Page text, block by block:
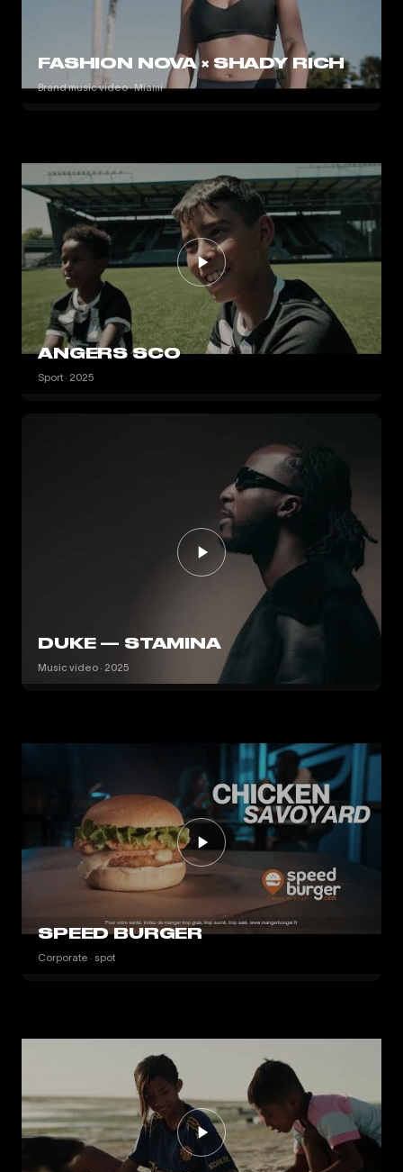
FASHION NOVA × SHADY RICH
Brand music video · Miami
ANGERS SCO
Sport · 2025
DUKE — STAMINA
Music video · 2025
SPEED BURGER
Corporate · spot